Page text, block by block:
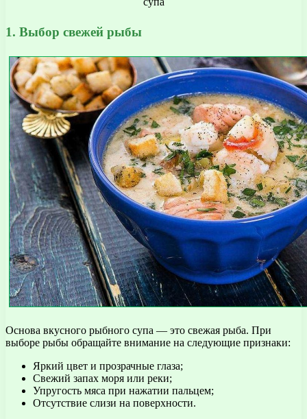
1. Выбор свежей рыбы
Основа вкусного рыбного супа — это свежая рыба. При
выборе рыбы обращайте внимание на следующие признаки:
Яркий цвет и прозрачные глаза;
Свежий запах моря или реки;
Упругость мяса при нажатии пальцем;
Отсутствие слизи на поверхности.